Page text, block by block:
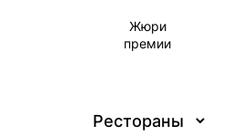
Жюри
премии
Рестораны